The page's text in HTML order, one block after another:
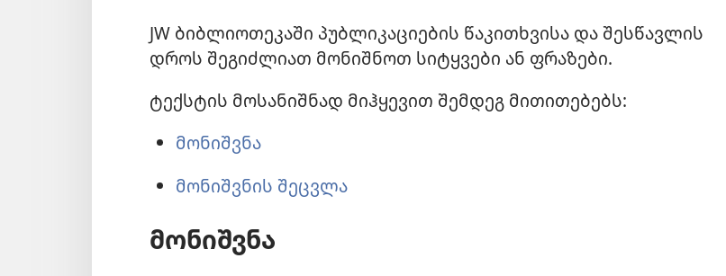
JW ბიბლიოთეკაში პუბლიკაციების წაკითხვისა და შესწავლის
დროს შეგიძლიათ მონიშნოთ სიტყვები ან ფრაზები.
ტექსტის მოსანიშნად მიჰყევით შემდეგ მითითებებს:
მონიშვნა
მონიშვნის შეცვლა
მონიშვნა